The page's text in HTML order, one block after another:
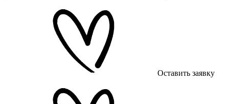
Оставить заявку